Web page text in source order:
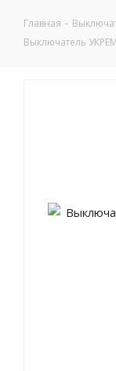
Главная -
Выключатель